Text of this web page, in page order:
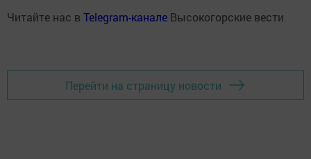
Читайте нас в Telegram-канале Высокогорские вести
Перейти на страницу новости